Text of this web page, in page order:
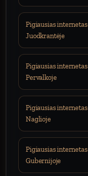
Pigiausias internetas
Juodkrantėje
Pigiausias internetas
Pervalkoje
Pigiausias internetas
Naglioje
Pigiausias internetas
Gubernijoje